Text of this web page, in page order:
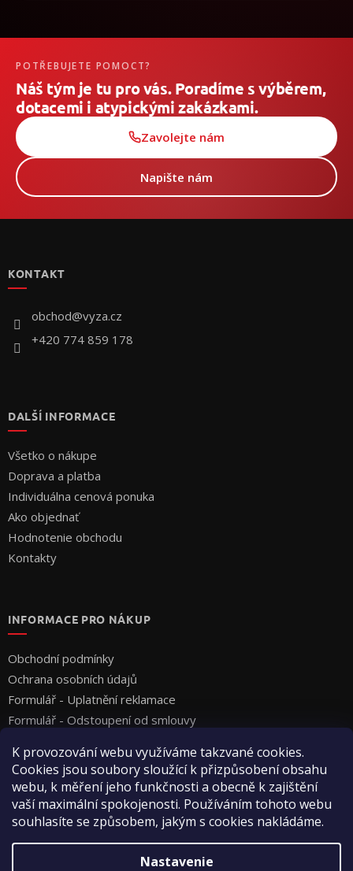
K provozování webu využíváme takzvané cookies.
Cookies jsou soubory sloužící k přizpůsobení obsahu
webu, k měření jeho funkčnosti a obecně k zajištění
vaší maximální spokojenosti. Používáním tohoto webu
souhlasíte se způsobem, jakým s cookies nakládáme.
Nastavenie
POTŘEBUJETE POMOCT?
Náš tým je tu pro vás. Poradíme s výběrem,
dotacemi i atypickými zakázkami.
Zavolejte nám
Napište nám
KONTAKT
obchod@vyza.cz
+420 774 859 178
DALŠÍ INFORMACE
Všetko o nákupe
Doprava a platba
Individuálna cenová ponuka
Ako objednať
Hodnotenie obchodu
Kontakty
INFORMACE PRO NÁKUP
Obchodní podmínky
Ochrana osobních údajů
Formulář - Uplatnění reklamace
Formulář - Odstoupení od smlouvy
Vytvoril Shoptet